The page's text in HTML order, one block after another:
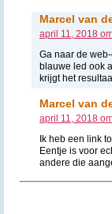
Marcel van
april 11, 2018
Ga naar de
blauwe led ook
krijgt het
Marcel van
april 11, 2018
Ik heb een link
Eentje is voor
andere die